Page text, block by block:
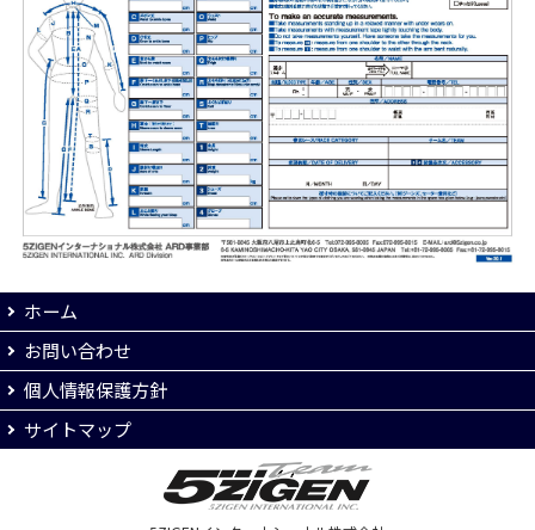
ホーム
お問い合わせ
個人情報保護方針
サイトマップ